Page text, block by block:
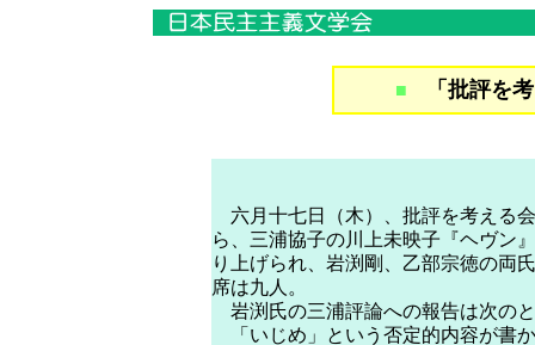
■ 「批評を
六月十七日（木）、批評を考える
ら、三浦協子の川上未映子『ヘヴン
り上げられ、岩渕剛、乙部宗徳の両
席は九人。
岩渕氏の三浦評論への報告は次の
「いじめ」という否定的内容が書